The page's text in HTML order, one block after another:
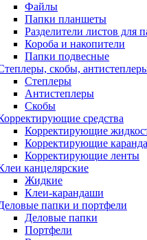
Файлы
Папки планшеты
Разделители листов для
Короба и накопители
Папки подвесные
скобы,
Степлеры
Антистеплеры
Скобы
средства
Корректирующие
Корректирующие
Корректирующие ленты
канцелярские
Жидкие
Клеи-карандаши
папки и портфели
Деловые папки
Портфели